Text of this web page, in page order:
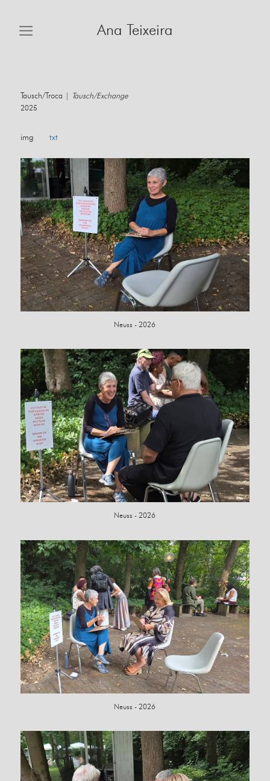
content
Ana Teixeira
Tausch/Troca | Tausch/Exchange
2025
img txt
Neuss - 2026
Neuss - 2026
Neuss - 2026